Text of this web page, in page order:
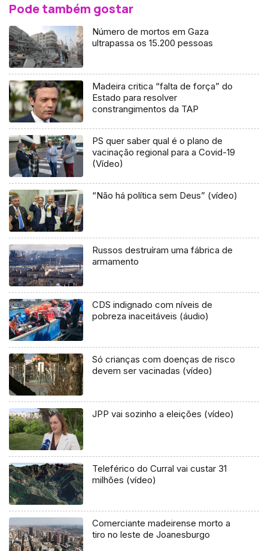
Pode também gostar
Número de mortos em Gaza
ultrapassa os 15.200 pessoas
Madeira critica “falta de força” do
Estado para resolver
constrangimentos da TAP
PS quer saber qual é o plano de
vacinação regional para a Covid-19
(Vídeo)
“Não há política sem Deus” (vídeo)
Russos destruíram uma fábrica de
armamento
CDS indignado com níveis de
pobreza inaceitáveis (áudio)
Só crianças com doenças de risco
devem ser vacinadas (vídeo)
JPP vai sozinho a eleições (vídeo)
Teleférico do Curral vai custar 31
milhões (vídeo)
Comerciante madeirense morto a
tiro no leste de Joanesburgo